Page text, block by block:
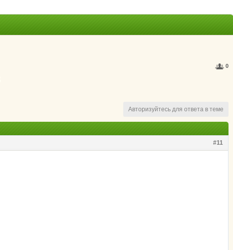
0
Авторизуйтесь для ответа в теме
#11